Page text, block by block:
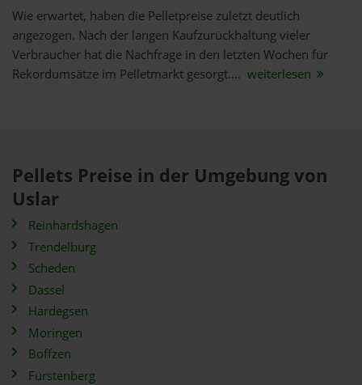
Wie erwartet, haben die Pelletpreise zuletzt deutlich
angezogen. Nach der langen Kaufzurückhaltung vieler
Verbraucher hat die Nachfrage in den letzten Wochen für
Rekordumsätze im Pelletmarkt gesorgt.... weiterlesen
Pellets Preise in der Umgebung von
Uslar
Reinhardshagen
Trendelburg
Scheden
Dassel
Hardegsen
Moringen
Boffzen
Fürstenberg